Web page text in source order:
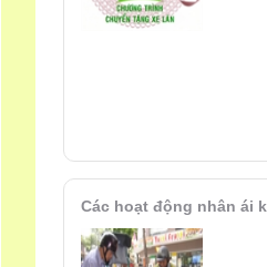
Các hoạt động nhân ái